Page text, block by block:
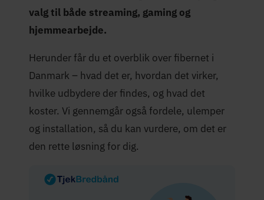
valg til både streaming, gaming og
hjemmearbejde.
Herunder får du et overblik over fibernet i
Danmark – hvad det er, hvordan det virker,
hvilke udbydere der findes, og hvad det
koster. Vi gennemgår også fordele, ulemper
og installation, så du kan vurdere, om det er
den rette løsning for dig.